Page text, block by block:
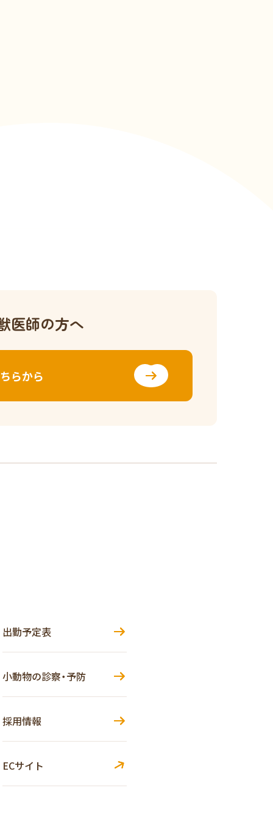
医師の方へ
らから
出勤予定表
小動物の診察・予防
採用情報
ECサイト